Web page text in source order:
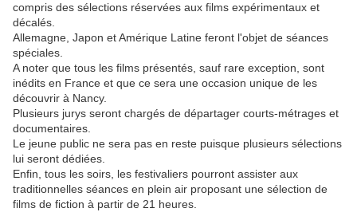
compris des sélections réservées aux films expérimentaux et
décalés.
Allemagne, Japon et Amérique Latine feront l'objet de séances
spéciales.
A noter que tous les films présentés, sauf rare exception, sont
inédits en France et que ce sera une occasion unique de les
découvrir à Nancy.
Plusieurs jurys seront chargés de départager courts-métrages et
documentaires.
Le jeune public ne sera pas en reste puisque plusieurs sélections
lui seront dédiées.
Enfin, tous les soirs, les festivaliers pourront assister aux
traditionnelles séances en plein air proposant une sélection de
films de fiction à partir de 21 heures.